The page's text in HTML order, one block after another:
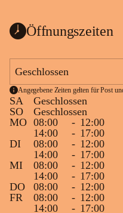
Öffnungszeiten
Geschlossen
Angegebene Zeiten gelten für Post
SA
Geschlossen
SO
Geschlossen
MO 08:00 - 12:00
14:00
- 17:00
DI
08:00 - 12:00
14:00
- 17:00
MI
08:00 - 12:00
14:00
- 17:00
DO
08:00 - 12:00
FR
08:00 - 12:00
14:00
- 17:00